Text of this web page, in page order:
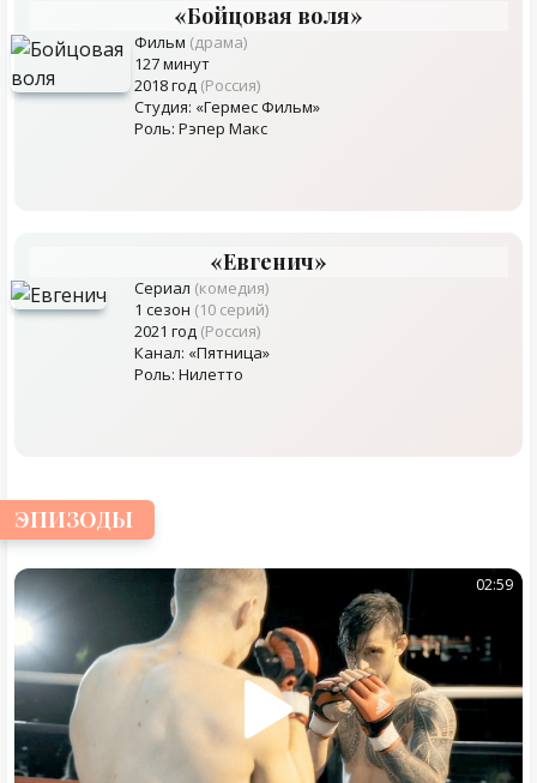
«Бойцовая воля»
Фильм (драма)
127 минут
2018 год (Россия)
Студия: «Гермес Фильм»
Роль: Рэпер Макс
«Евгенич»
Сериал (комедия)
1 сезон (10 серий)
2021 год (Россия)
Канал: «Пятница»
Роль: Нилетто
ЭПИЗОДЫ
02:59